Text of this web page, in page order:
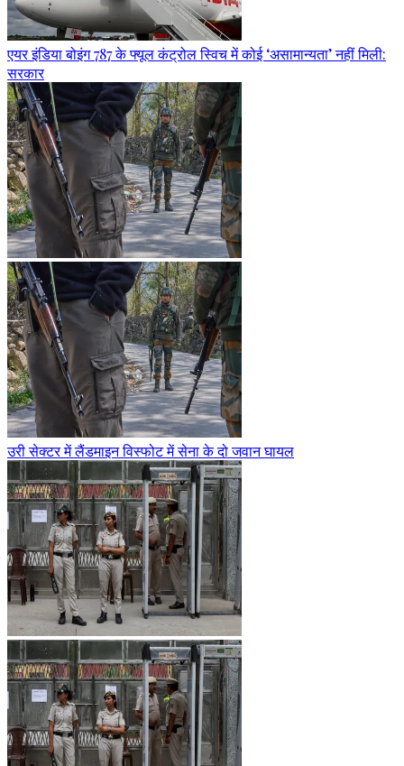
एयर इंडिया बोइंग 787 के फ्यूल कंट्रोल स्विच में कोई ‘असामान्यता’ नहीं मिली:
सरकार
उरी सेक्टर में लैंडमाइन विस्फोट में सेना के दो जवान घायल